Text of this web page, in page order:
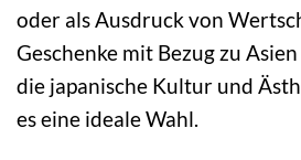
oder als Ausdruck von
Geschenke mit Bezug zu
die japanische Kultur und
es eine ideale Wahl.